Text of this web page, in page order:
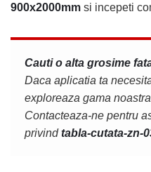
900x2000mm si incepeti
Cauti o alta grosime
Daca aplicatia ta
exploreaza gama
Contacteaza-ne pentru
privindtabla-cutata-zn-